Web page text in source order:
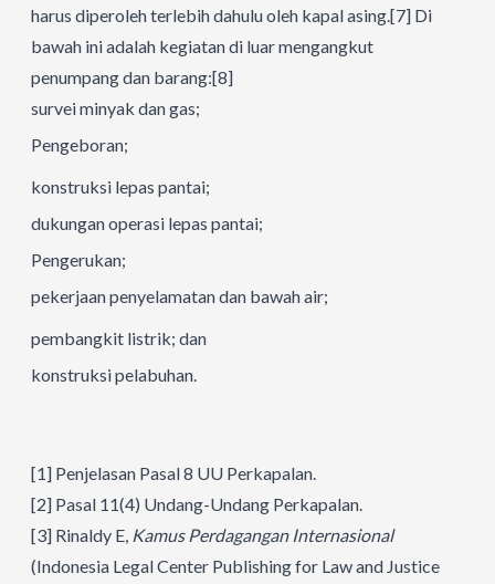
harus diperoleh terlebih dahulu oleh kapal asing.[7] Di
bawah ini adalah kegiatan di luar mengangkut
penumpang dan barang:[8]
survei minyak dan gas;
Pengeboran;
konstruksi lepas pantai;
dukungan operasi lepas pantai;
Pengerukan;
pekerjaan penyelamatan dan bawah air;
pembangkit listrik; dan
konstruksi pelabuhan.
[1] Penjelasan Pasal 8 UU Perkapalan.
[2] Pasal 11(4) Undang-Undang Perkapalan.
[3] Rinaldy E, Kamus Perdagangan Internasional
(Indonesia Legal Center Publishing for Law and Justice